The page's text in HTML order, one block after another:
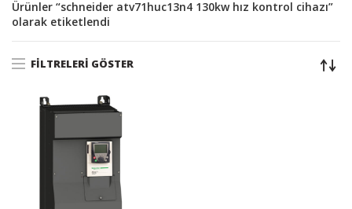
Ürünler “schneider atv71huc13n4 130kw hız kontrol cihazı”
olarak etiketlendi
FILTRELERI GÖSTER